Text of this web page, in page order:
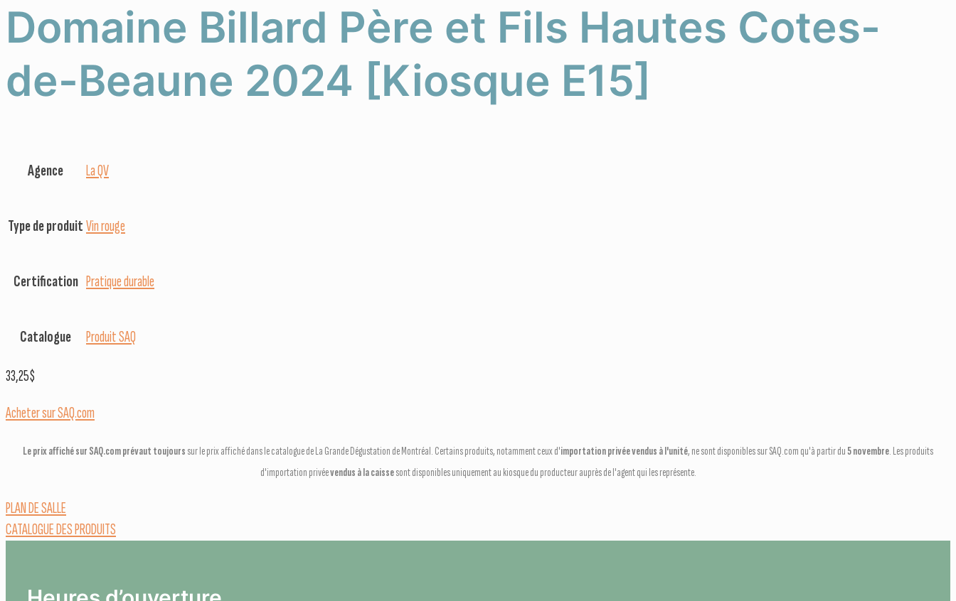
Domaine Billard Père et Fils Hautes Cotes-
de-Beaune 2024 [Kiosque E15]
Agence La QV
Type de produitVin rouge
Certification Pratique durable
Catalogue Produit SAQ
33,25$
Acheter sur SAQ.com
Le prix affiché sur SAQ.com prévaut toujours sur le prix affiché dans le catalogue de La Grande Dégustation de Montréal. Certains produits, notamment ceux d'importation privée vendus à l'unité, ne sont disponibles sur SAQ.com qu'à partir du5 novembre. Les produits
d'importation privéevendus à la caissesont disponibles uniquement au kiosque du producteur auprès de l'agent qui les représente.
PLAN DE SALLE
CATALOGUE DES PRODUITS